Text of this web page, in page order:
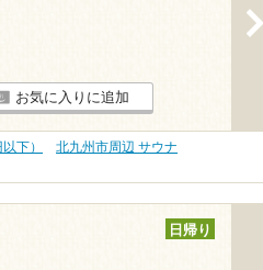
お気に入りに追加
下） 北九州市周辺 サウナ
日帰り